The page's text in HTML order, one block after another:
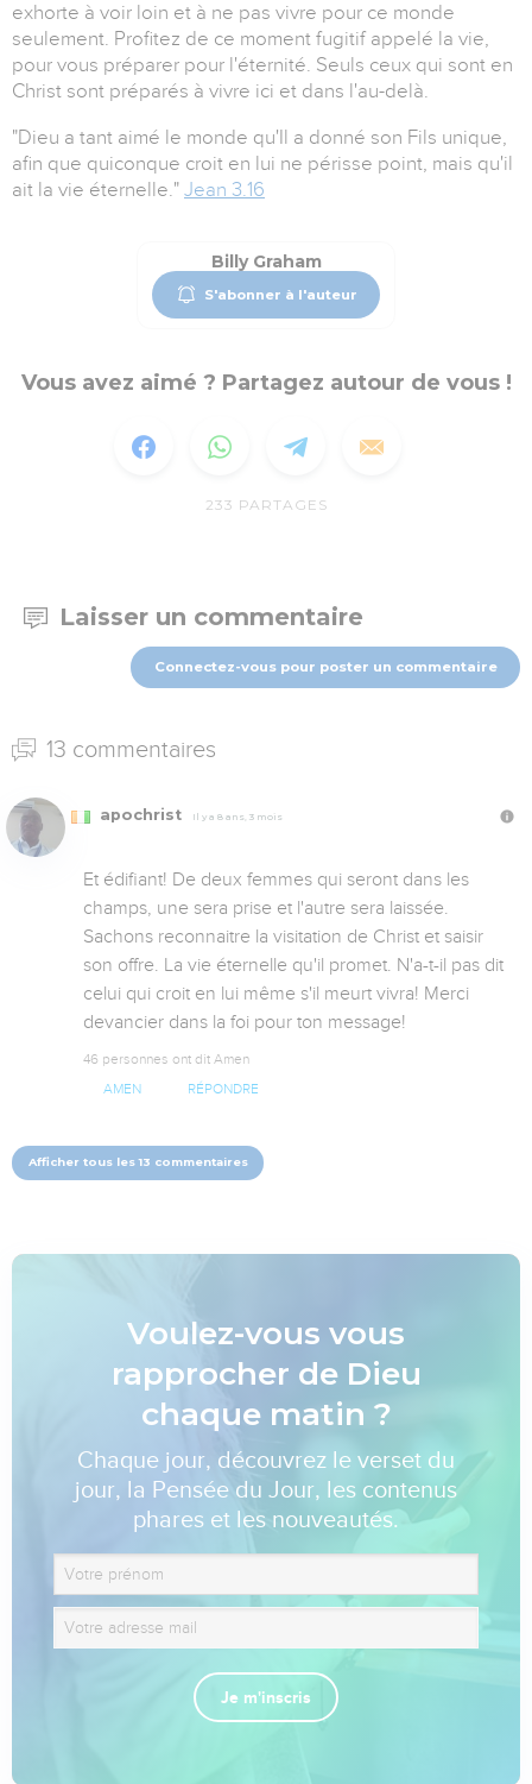
exhorte à voir loin et à ne pas vivre pour ce monde
seulement. Profitez de ce moment fugitif appelé la vie,
pour vous préparer pour l'éternité. Seuls ceux qui sont en
Christ sont préparés à vivre ici et dans l'au-delà.
"Dieu a tant aimé le monde qu'Il a donné son Fils unique,
afin que quiconque croit en lui ne périsse point, mais qu'il
ait la vie éternelle." Jean 3.16
Billy Graham
S'abonner à l'auteur
Vous avez aimé ? Partagez autour de vous !
233 PARTAGES
Laisser un commentaire
Connectez-vous pour poster un commentaire
13 commentaires
apochrist Il y a 8 ans, 3 mois
Et édifiant! De deux femmes qui seront dans les
champs, une sera prise et l'autre sera laissée.
Sachons reconnaitre la visitation de Christ et saisir
son offre. La vie éternelle qu'il promet. N'a-t-il pas dit
celui qui croit en lui même s'il meurt vivra! Merci
devancier dans la foi pour ton message!
46 personnes ont dit Amen
AMEN RÉPONDRE
Afficher tous les 13 commentaires
Voulez-vous vous
rapprocher de Dieu
chaque matin ?
Chaque jour, découvrez le verset du
jour, la Pensée du Jour, les contenus
phares et les nouveautés.
Je m'inscris